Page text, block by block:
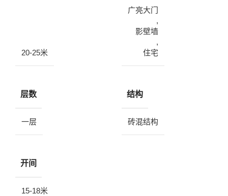
20-25米
广亮大门
,
影壁墙
,
住宅
层数
一层
结构
砖混结构
开间
15-18米